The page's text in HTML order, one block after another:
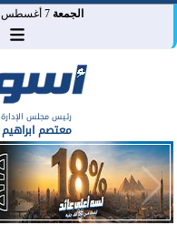
الجمعة 7 أغسطس 2026
رئيس مجلس الإدارة
معتصم ابراهيم